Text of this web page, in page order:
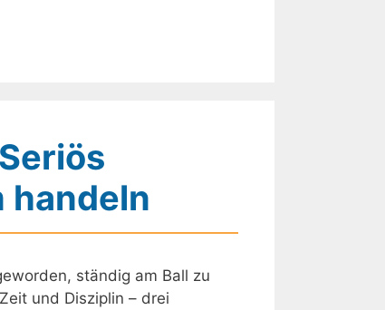
handeln
ständig am Ball zu
und Disziplin – drei